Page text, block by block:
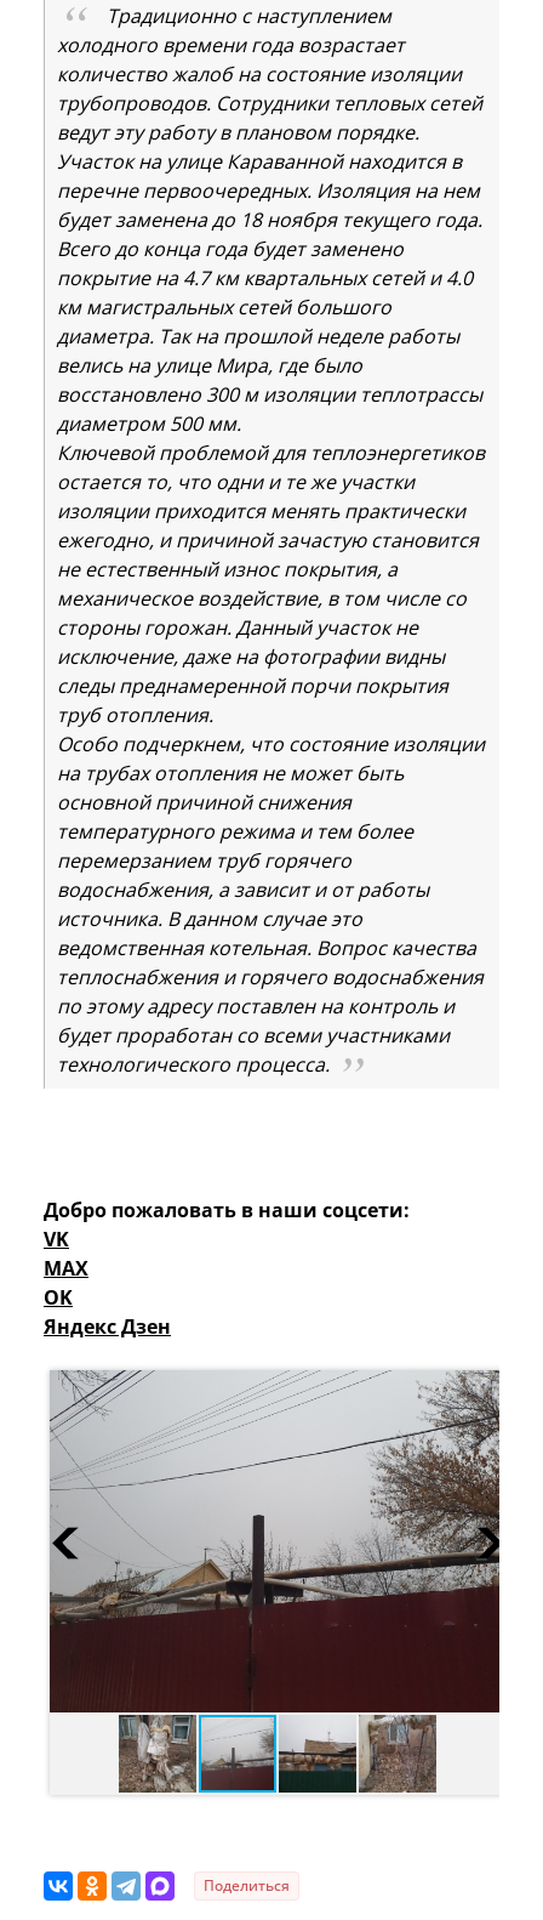
Традиционно с наступлением
холодного времени года возрастает
количество жалоб на состояние изоляции
трубопроводов. Сотрудники тепловых сетей
ведут эту работу в плановом порядке.
Участок на улице Караванной находится в
перечне первоочередных. Изоляция на нем
будет заменена до 18 ноября текущего года.
Всего до конца года будет заменено
покрытие на 4.7 км квартальных сетей и 4.0
км магистральных сетей большого
диаметра. Так на прошлой неделе работы
велись на улице Мира, где было
восстановлено 300 м изоляции теплотрассы
диаметром 500 мм.
Ключевой проблемой для теплоэнергетиков
остается то, что одни и те же участки
изоляции приходится менять практически
ежегодно, и причиной зачастую становится
не естественный износ покрытия, а
механическое воздействие, в том числе со
стороны горожан. Данный участок не
исключение, даже на фотографии видны
следы преднамеренной порчи покрытия
труб отопления.
Особо подчеркнем, что состояние изоляции
на трубах отопления не может быть
основной причиной снижения
температурного режима и тем более
перемерзанием труб горячего
водоснабжения, а зависит и от работы
источника. В данном случае это
ведомственная котельная. Вопрос качества
теплоснабжения и горячего водоснабжения
по этому адресу поставлен на контроль и
будет проработан со всеми участниками
технологического процесса.
Добро пожаловать в наши соцсети:
VK
MAX
OK
Яндекс Дзен
Поделиться